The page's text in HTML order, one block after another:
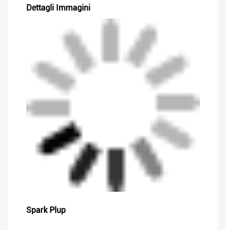
Dettagli Immagini
Spark Plup